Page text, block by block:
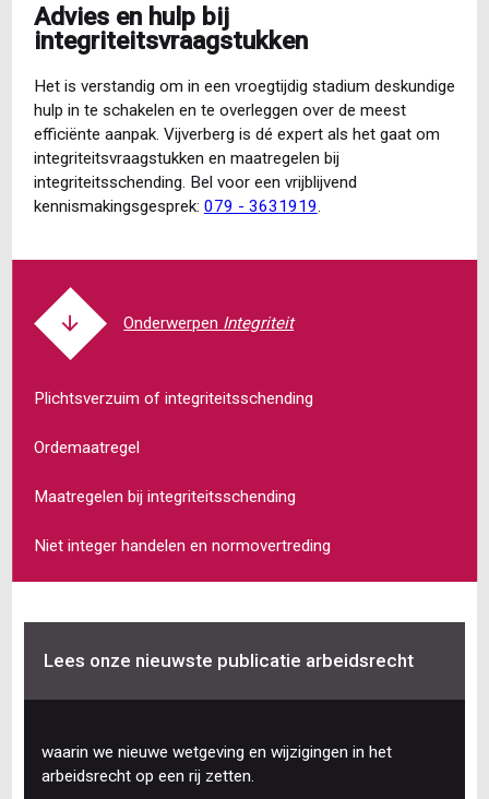
Advies en hulp bij
integriteitsvraagstukken
Het is verstandig om in een vroegtijdig stadium deskundige
hulp in te schakelen en te overleggen over de meest
efficiënte aanpak. Vijverberg is dé expert als het gaat om
integriteitsvraagstukken en maatregelen bij
integriteitsschending. Bel voor een vrijblijvend
kennismakingsgesprek: 079 - 3631919.
Integriteit
Plichtsverzuim of integriteitsschending
Ordemaatregel
Maatregelen bij integriteitsschending
Niet integer handelen en normovertreding
Lees onze nieuwste publicatie arbeidsrecht
waarin we nieuwe wetgeving en wijzigingen in het
arbeidsrecht op een rij zetten.